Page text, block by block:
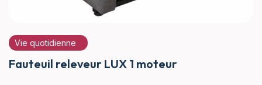
Vie quotidienne
Fauteuil releveur LUX 1 moteur